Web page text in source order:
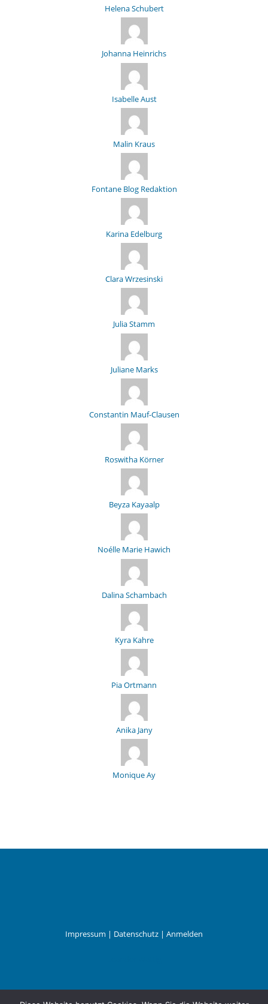
Helena Schubert
Johanna Heinrichs
Isabelle Aust
Malin Kraus
Fontane Blog Redaktion
Karina Edelburg
Clara Wrzesinski
Julia Stamm
Juliane Marks
Constantin Mauf-Clausen
Roswitha Körner
Beyza Kayaalp
Noélle Marie Hawich
Dalina Schambach
Kyra Kahre
Pia Ortmann
Anika Jany
Monique Ay
Impressum | Datenschutz | Anmelden